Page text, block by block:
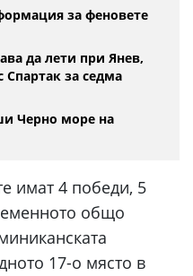
за феновете
да лети при Янев,
Спартак за седма
Черно море на
имат 4 победи, 5
общо
17-о място в